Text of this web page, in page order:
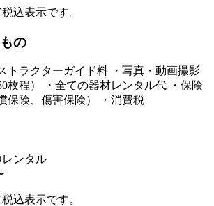
込表示です。
の
トラクターガイド料 ・写真・動画撮影
枚程） ・全ての器材レンタル代 ・保険
保険、傷害保険） ・消費税
レンタル
込表示です。